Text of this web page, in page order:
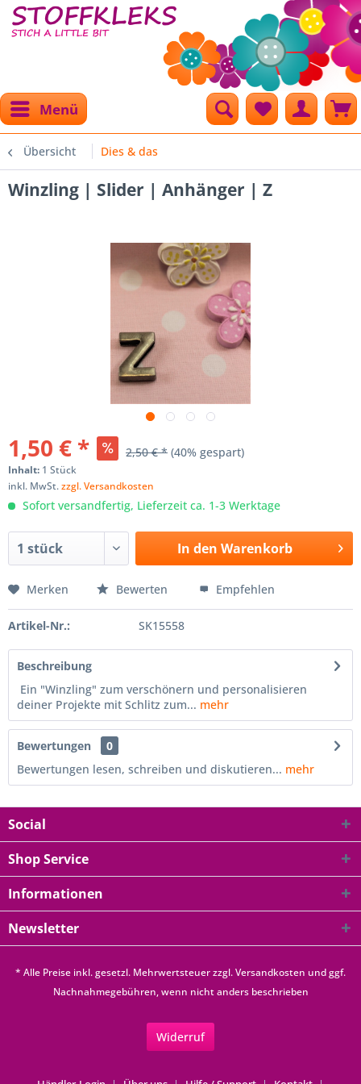
Menü
Übersicht Dies & das
Winzling | Slider | Anhänger | Z
1,50 € * 2,50 € * (40% gespart)
Inhalt: 1 Stück
inkl. MwSt.zzgl. Versandkosten
Sofort versandfertig, Lieferzeit ca. 1-3 Werktage
In den Warenkorb
Merken Bewerten Empfehlen
Artikel-Nr.: SK15558
Beschreibung
Ein "Winzling" zum verschönern und personalisieren
deiner Projekte mit Schlitz zum... mehr
Bewertungen
0
Bewertungen lesen, schreiben und diskutieren... mehr
Social
Shop Service
Informationen
Newsletter
* Alle Preise inkl. gesetzl. Mehrwertsteuer zzgl.Versandkosten und ggf.
Nachnahmegebühren, wenn nicht anders beschrieben
Widerruf